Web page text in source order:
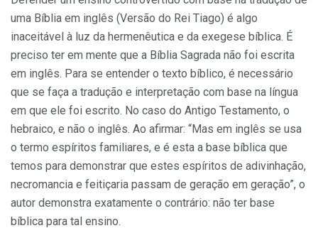
uma Bíblia em inglês (Versão do Rei Tiago) é algo
inaceitável à luz da hermenêutica e da exegese bíblica. É
preciso ter em mente que a Bíblia Sagrada não foi escrita
em inglês. Para se entender o texto bíblico, é necessário
que se faça a tradução e interpretação com base na língua
em que ele foi escrito. No caso do Antigo Testamento, o
hebraico, e não o inglês. Ao afirmar: “Mas em inglês se usa
o termo espíritos familiares, e é esta a base bíblica que
temos para demonstrar que estes espíritos de adivinhação,
necromancia e feitiçaria passam de geração em geração”, o
autor demonstra exata­mente o contrário: não ter base
bíblica para tal ensino.